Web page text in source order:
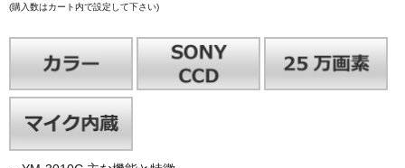
(購入数はカート内で設定して下さい)